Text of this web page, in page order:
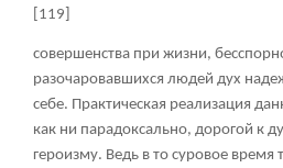
[119]
совершенства при жизни,
разочаровавшихся людей дух
себе. Практическая реализация
как ни парадоксально, дорогой к
героизму. Ведь в то суровое время